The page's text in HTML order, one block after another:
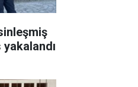
yakalandı